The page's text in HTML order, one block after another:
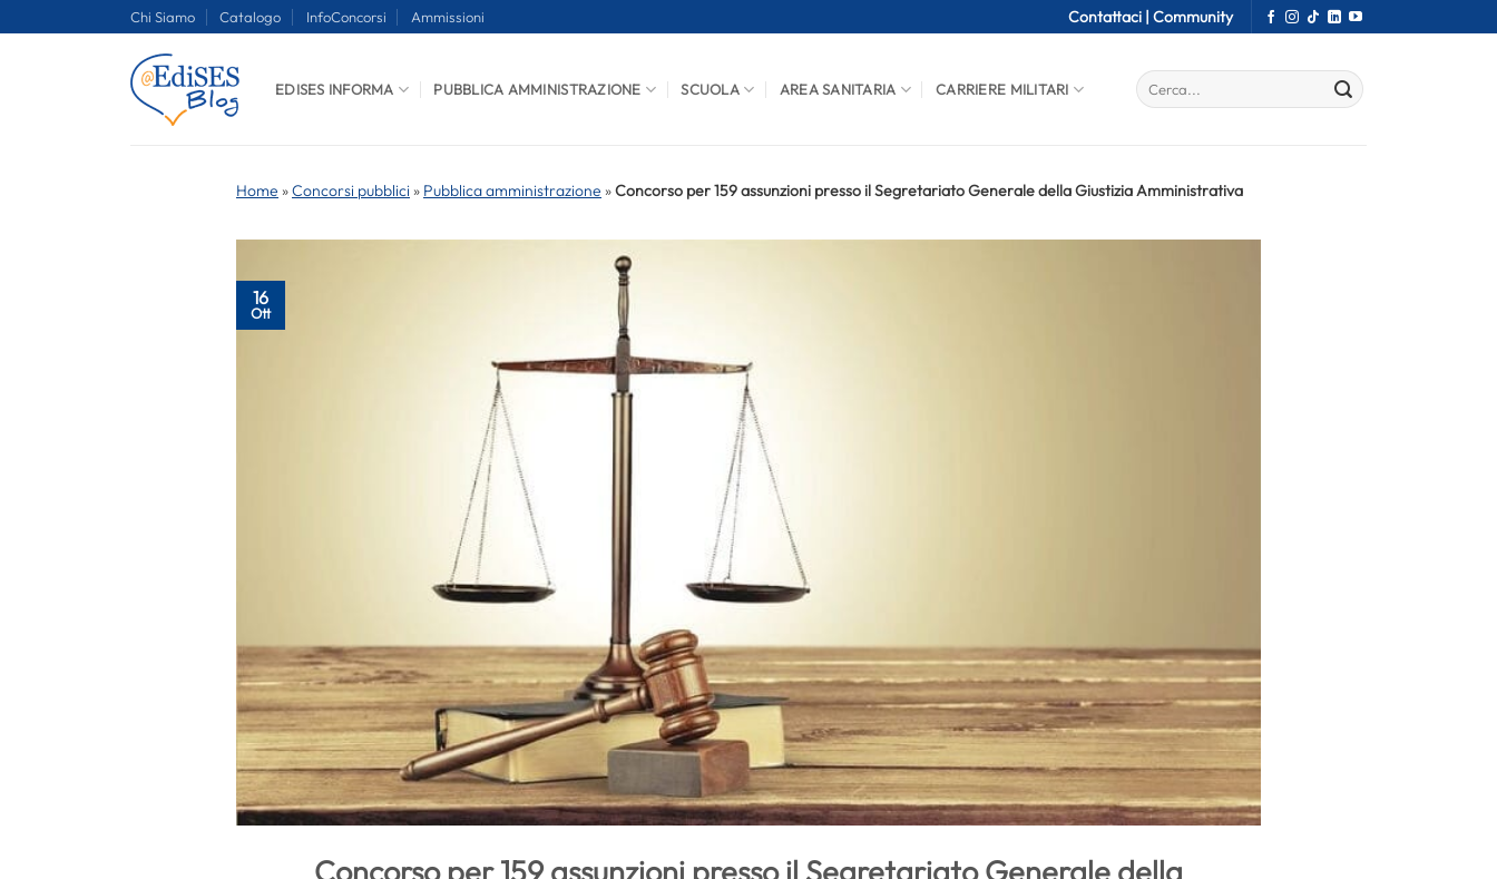
Chi Siamo Catalogo InfoConcorsi Ammissioni Contattaci | Community
EDISES INFORMA PUBBLICA AMMINISTRAZIONE SCUOLA AREA SANITARIA CARRIERE MILITARI
Home »Concorsi pubblici » Pubblica amministrazione »Concorso per 159 assunzioni presso il Segretariato Generale della Giustizia Amministrativa
16
Ott
Concorso per 159 assunzioni presso il Segretariato Generale della